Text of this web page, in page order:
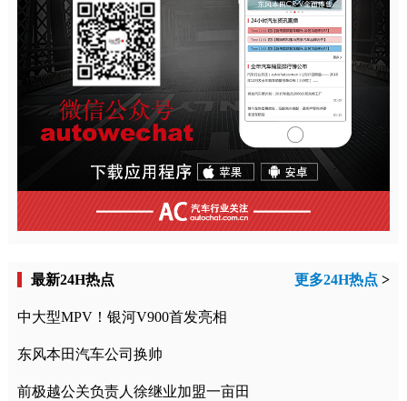
最新24H热点 更多24H热点 >
中大型MPV！银河V900首发亮相
东风本田汽车公司换帅
前极越公关负责人徐继业加盟一亩田